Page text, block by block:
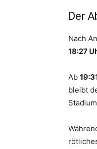
Der
Nach
18:27
Ab
bleibt